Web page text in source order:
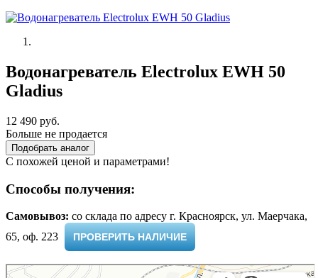
Водонагреватель Electrolux EWH 50
Gladius
12 490 руб.
Больше не продается
Подобрать аналог
С похожей ценой и параметрами!
Способы получения:
Самовывоз: cо склада по адресу г. Красноярск, ул. Маерчака,
65, оф. 223 ​
ПРОВЕРИТЬ НАЛИЧИЕ